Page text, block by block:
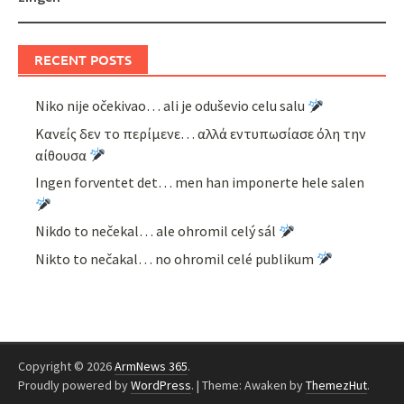
RECENT POSTS
Niko nije očekivao… ali je oduševio celu salu
Κανείς δεν το περίμενε… αλλά εντυπωσίασε όλη την
αίθουσα
Ingen forventet det… men han imponerte hele salen
Nikdo to nečekal… ale ohromil celý sál
Nikto to nečakal… no ohromil celé publikum
Copyright © 2026ArmNews 365.
Proudly powered byWordPress. | Theme: Awaken byThemezHut.